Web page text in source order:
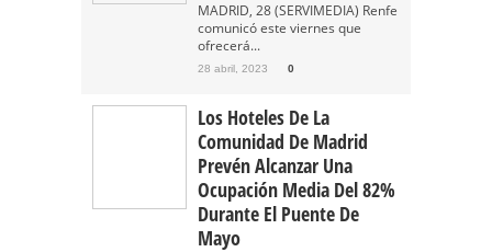
MADRID, 28 (SERVIMEDIA) Renfe
comunicó este viernes que
ofrecerá...
28 abril, 2023 0
Los Hoteles De La
Comunidad De Madrid
Prevén Alcanzar Una
Ocupación Media Del 82%
Durante El Puente De
Mayo